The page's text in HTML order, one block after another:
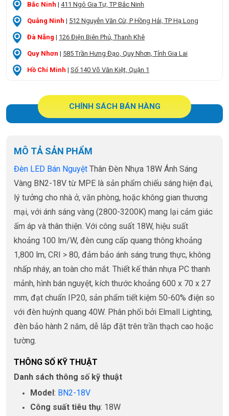
Bắc Ninh | 411 Ngô Gia Tự, TP Bắc Ninh
Quảng Ninh | 512 Nguyễn Văn Cừ, P Hồng Hải, TP Hạ Long
Đà Nẵng | 126 Điện Biên Phủ, Thanh Khê
Quy Nhơn | 585 Trần Hưng Đạo, Quy Nhơn, Tỉnh Gia Lai
Hồ Chí Minh | Số 140 Võ Văn Kiệt, Quận 1
CHÍNH SÁCH BÁN HÀNG
MÔ TẢ SẢN PHẨM
Đèn LED Bán Nguyệt Thân Đèn Nhựa 18W Ánh Sáng
Vàng BN2-18V từ MPE là sản phẩm chiếu sáng hiện đại,
lý tưởng cho nhà ở, văn phòng, hoặc không gian thương
mại, với ánh sáng vàng (2800-3200K) mang lại cảm giác
ấm áp và thân thiện. Với công suất 18W, hiệu suất
khoảng 100 lm/W, đèn cung cấp quang thông khoảng
1,800 lm, CRI > 80, đảm bảo ánh sáng trung thực, không
nhấp nháy, an toàn cho mắt. Thiết kế thân nhựa PC thanh
mảnh, hình bán nguyệt, kích thước khoảng 600 x 70 x 27
mm, đạt chuẩn IP20, sản phẩm tiết kiệm 50-60% điện so
với đèn huỳnh quang 40W. Phân phối bởi Elmall Lighting,
đèn bảo hành 2 năm, dễ lắp đặt trên trần thạch cao hoặc
tường.
THÔNG SỐ KỸ THUẬT
Danh sách thông số kỹ thuật
Model : BN2-18V
Công suất tiêu thụ: 18W